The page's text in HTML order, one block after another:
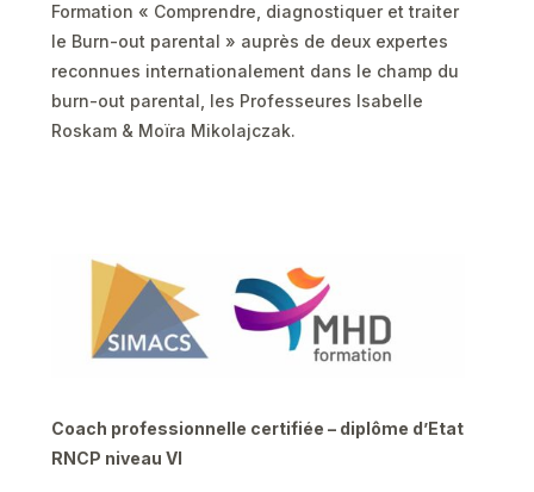
Formation « Comprendre, diagnostiquer et traiter
le Burn-out parental » auprès de deux expertes
reconnues internationalement dans le champ du
burn-out parental, les Professeures Isabelle
Roskam & Moïra Mikolajczak.
Coach professionnelle certifiée – diplôme d’Etat
RNCP niveau VI